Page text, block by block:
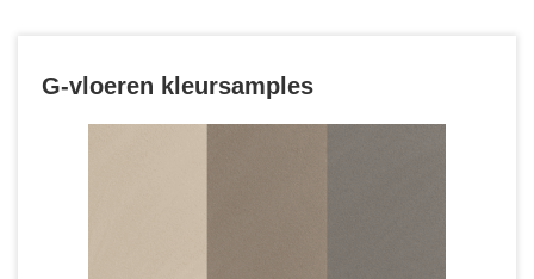
G-vloeren kleursamples